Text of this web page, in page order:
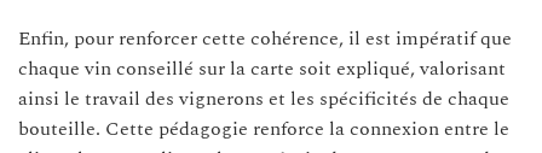
Enfin, pour renforcer cette cohérence, il est impératif que
chaque vin conseillé sur la carte soit expliqué, valorisant
ainsi le travail des vignerons et les spécificités de chaque
bouteille. Cette pédagogie renforce la connexion entre le